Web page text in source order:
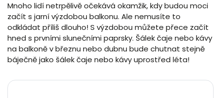
Mnoho lidí netrpělivě očekává okamžik, kdy budou moci
začít s jarní výzdobou balkonu. Ale nemusíte to
odkládat příliš dlouho! S výzdobou můžete přece začít
hned s prvními slunečními paprsky. Šálek čaje nebo kávy
na balkoně v březnu nebo dubnu bude chutnat stejně
báječně jako šálek čaje nebo kávy uprostřed léta!